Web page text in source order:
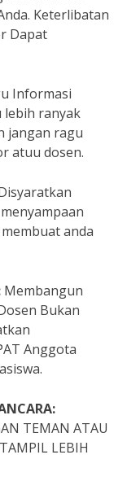
Keterlibatan
Dapat
Informasi
lebih ranyak
jangan ragu
atuu dosen.
anda
Membangun
Bukan
Anggota
TEMAN ATAU
LEBIH